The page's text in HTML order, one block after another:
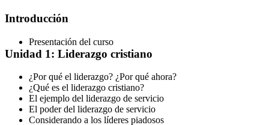
Introducción
Presentación del curso
Unidad 1: Liderazgo cristiano
¿Por qué el liderazgo? ¿Por qué ahora?
¿Qué es el liderazgo cristiano?
El ejemplo del liderazgo de servicio
El poder del liderazgo de servicio
Considerando a los líderes piadosos